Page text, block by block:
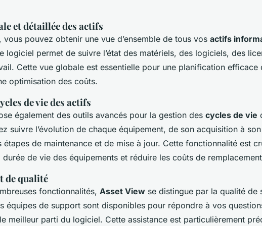
et détaillée des actifs
vous pouvez obtenir une vue d’ensemble de tous vos actifs
logiciel permet de suivre l’état des matériels, des logiciels, des
Cette vue globale est essentielle pour une planification efficace
optimisation des coûts.
de vie des actifs
également des outils avancés pour la gestion des cycles de vie
suivre l’évolution de chaque équipement, de son acquisition à
étapes de maintenance et de mise à jour. Cette fonctionnalité est
de vie des équipements et réduire les coûts de
de qualité
fonctionnalités, Asset View se distingue par la qualité de
équipes de support sont disponibles pour répondre à vos
meilleur parti du logiciel. Cette assistance est particulièrement